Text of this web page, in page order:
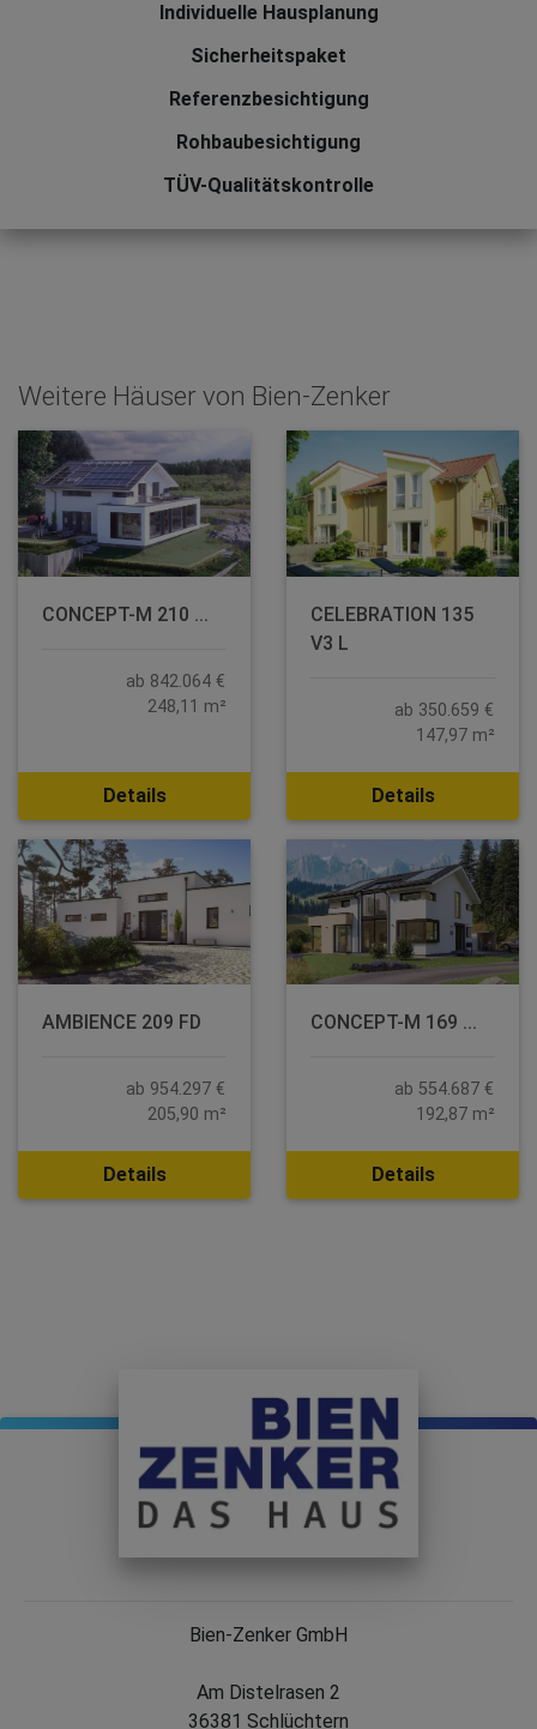
Individuelle Hausplanung
Sicherheitspaket
Referenzbesichtigung
Rohbaubesichtigung
TÜV-Qualitätskontrolle
Weitere Häuser von Bien-Zenker
CONCEPT-M 210 ...
ab 842.064 €
248,11 m²
Details
CELEBRATION 135
V3 L
ab 350.659 €
147,97 m²
Details
AMBIENCE 209 FD
ab 954.297 €
205,90 m²
Details
CONCEPT-M 169 ...
ab 554.687 €
192,87 m²
Details
Bien-Zenker GmbH
Am Distelrasen 2
36381 Schlüchtern